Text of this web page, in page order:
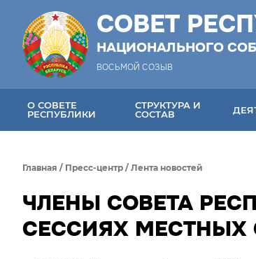
СОВЕТ
НАЦИОНАЛЬНОГО
ВОСЬМОЙ СОЗЫВ
О СОВЕТЕ
РЕСПУБЛИКИ
СТРУКТУРА И
СОСТАВ
Главная / Пресс-центр / Лента новостей
ЧЛЕНЫ СОВЕТА
СЕССИЯХ МЕСТНЫХ